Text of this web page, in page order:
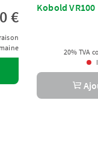
€
Kobold VR100
20% TVA